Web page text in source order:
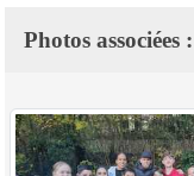
Photos